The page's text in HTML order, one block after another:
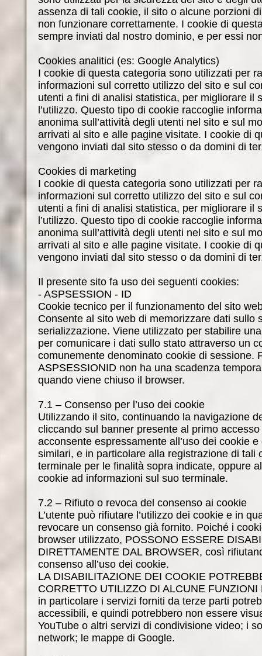
assenza di tali cookie, il sito o alcune porzioni
non funzionare correttamente. I cookie di
sempre inviati dal nostro dominio, e per essi
Cookies analitici (es: Google Analytics)
I cookie di questa categoria sono utilizzati per
informazioni sul corretto utilizzo del sito e sul
utenti a fini di analisi statistica, per migliorare il
l’utilizzo. Questo tipo di cookie raccoglie
anonima sull’attività degli utenti nel sito e sul
arrivati al sito e alle pagine visitate. I cookie di
vengono inviati dal sito stesso o da domini di
Cookies di marketing
I cookie di questa categoria sono utilizzati per
informazioni sul corretto utilizzo del sito e sul
utenti a fini di analisi statistica, per migliorare il
l’utilizzo. Questo tipo di cookie raccoglie
anonima sull’attività degli utenti nel sito e sul
arrivati al sito e alle pagine visitate. I cookie di
vengono inviati dal sito stesso o da domini di
Il presente sito fa uso dei seguenti cookies:
- ASPSESSION - ID
Cookie tecnico per il funzionamento del sito
Consente al sito web di memorizzare dati sullo
serializzazione. Viene utilizzato per stabilire
per comunicare i dati sullo stato attraverso un
comunemente denominato cookie di sessione.
ASPSESSIONID non ha una scadenza
quando viene chiuso il browser.
7.1 – Consenso per l’uso dei cookie
Utilizzando il sito, continuando la navigazione
cliccando sul banner presente al primo
acconsente espressamente all’uso dei cookie
similari, e in particolare alla registrazione di tali
terminale per le finalità sopra indicate, oppure
cookie ad informazioni sul suo terminale.
7.2 – Rifiuto o revoca del consenso ai cookie
L’utente può rifiutare l’utilizzo dei cookie e in
revocare un consenso già fornito. Poiché i
browser utilizzato, POSSONO ESSERE
DIRETTAMENTE DAL BROWSER, così
consenso all’uso dei cookie.
LA DISABILITAZIONE DEI COOKIE
CORRETTO UTILIZZO DI ALCUNE
in particolare i servizi forniti da terze parti
accessibili, e quindi potrebbero non essere
YouTube o altri servizi di condivisione video; i
network; le mappe di Google.